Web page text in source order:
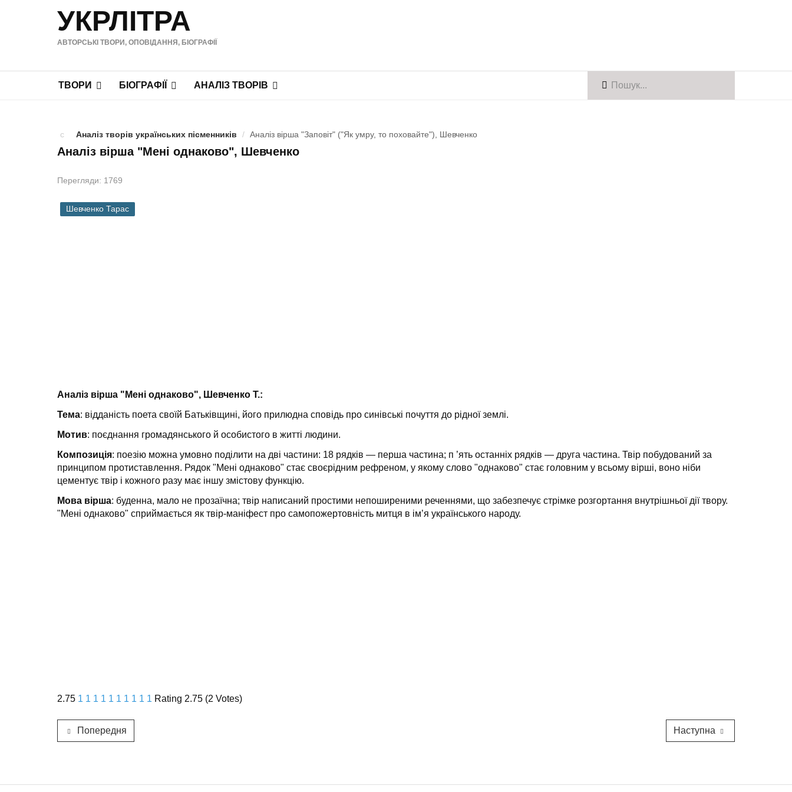
УКРЛІТРА
АВТОРСЬКІ ТВОРИ, ОПОВІДАННЯ, БІОГРАФІЇ
ТВОРИ БІОГРАФІЇ АНАЛІЗ ТВОРІВ
Аналіз творів українських пісменників / Аналіз вірша "Заповіт" ("Як умру, то поховайте"), Шевченко
Аналіз вірша "Мені однаково", Шевченко
Перегляди: 1769
Шевченко Тарас
Аналіз вірша "Мені однаково", Шевченко Т.:
Тема: відданість поета своїй Батьківщині, його прилюдна сповідь про синівські почуття до рідної землі.
Мотив: поєднання громадянського й особистого в житті людини.
Композиція: поезію можна умовно поділити на дві частини: 18 рядків — перша частина; п ’ять останніх рядків — друга частина. Твір побудований за
принципом проти­ставлення. Рядок "Мені однаково" стає своєрідним рефреном, у якому слово "однаково" стає головним у всьому вірші, воно ніби
цементує твір і кожного разу має іншу змістову функцію.
Мова вірша: буденна, мало не прозаїчна; твір написаний простими непоширеними реченнями, що забезпечує стрімке розгортання внутрішньої дії твору.
"Мені однаково" сприйма­ється як твір-маніфест про самопожертовність митця в ім’я українського народу.
2.75 1 1 1 1 1 1 1 1 1 1 Rating 2.75 (2 Votes)
Попередня Наступна